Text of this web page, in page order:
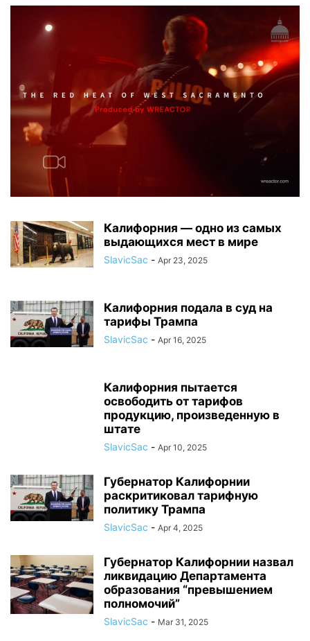
Калифорния — одно из самых
выдающихся мест в мире
SlavicSac - Apr 23, 2025
Калифорния подала в суд на
тарифы Трампа
SlavicSac - Apr 16, 2025
Калифорния пытается
освободить от тарифов
продукцию, произведенную в
штате
SlavicSac - Apr 10, 2025
Губернатор Калифорнии
раскритиковал тарифную
политику Трампа
SlavicSac - Apr 4, 2025
Губернатор Калифорнии назвал
ликвидацию Департамента
образования “превышением
полномочий”
SlavicSac - Mar 31, 2025